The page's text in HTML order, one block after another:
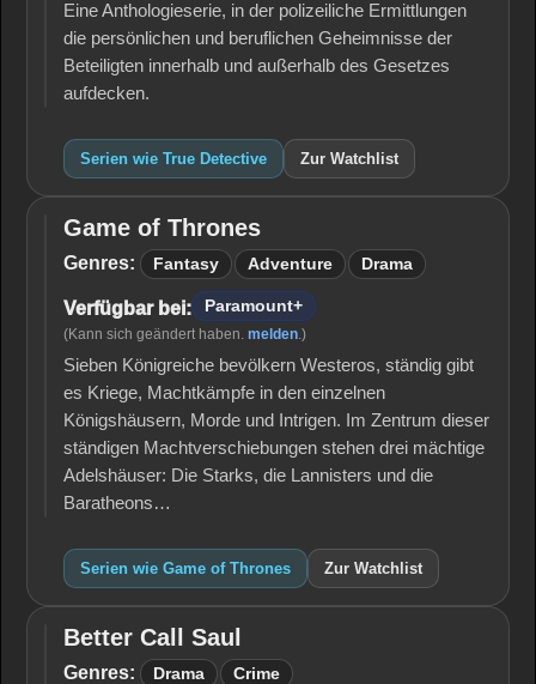
Eine Anthologieserie, in der polizeiliche Ermittlungen
die persönlichen und beruflichen Geheimnisse der
Beteiligten innerhalb und außerhalb des Gesetzes
aufdecken.
Serien wie True Detective Zur Watchlist
Game
of
Game of Thrones
Genres: Fantasy Adventure Drama
Verfügbar bei: Paramount+
(Kann sich geändert haben. melden.)
Sieben Königreiche bevölkern Westeros, ständig gibt
es Kriege, Machtkämpfe in den einzelnen
Königshäusern, Morde und Intrigen. Im Zentrum dieser
ständigen Machtverschiebungen stehen drei mächtige
Adelshäuser: Die Starks, die Lannisters und die
Baratheons…
Serien wie Game of Thrones Zur Watchlist
Better
Call
Better Call Saul
Genres: Drama Crime